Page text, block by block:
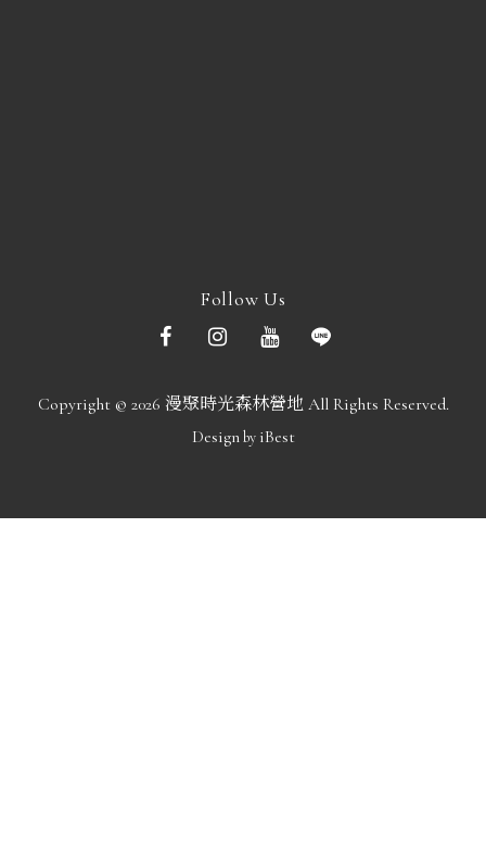
Follow Us
Copyright © 2026 漫聚時光森林營地 All Rights Reserved.
Design by iBest